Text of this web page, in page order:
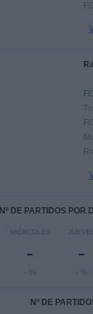
Nº DE PARTIDOS POR
MIÉRCOLES
-
- %
-
- %
Nº DE